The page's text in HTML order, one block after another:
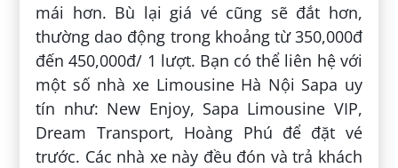
mái hơn. Bù lại giá vé cũng sẽ đắt hơn,
thường dao động trong khoảng từ 350,000đ
đến 450,000đ/ 1 lượt. Bạn có thể liên hệ với
một số nhà xe Limousine Hà Nội Sapa uy
tín như: New Enjoy, Sapa Limousine VIP,
Dream Transport, Hoàng Phú để đặt vé
trước. Các nhà xe này đều đón và trả khách